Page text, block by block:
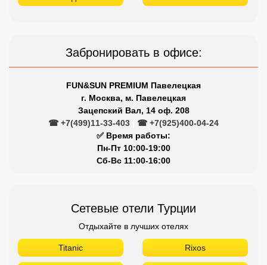
Забронировать в офисе:
FUN&SUN PREMIUM Павелецкая
г. Москва, м. Павелецкая
Зацепский Вал, 14 оф. 208
☎ +7(499)11-33-403
☎ +7(925)400-04-24
✅ Время работы:
Пн-Пт 10:00-19:00
Сб-Вс 11:00-16:00
Сетевые отели Турции
Отдыхайте в лучших отелях
Titanic Rixos